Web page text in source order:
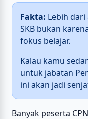
Fakta: Lebih dari
SKB bukan
fokus belajar.
Kalau kamu
untuk jabatan
ini akan jadi
Banyak peserta